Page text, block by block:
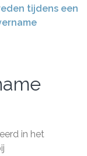
tijdens een
in het